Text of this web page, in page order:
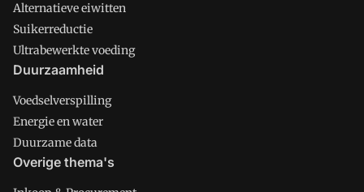
Alternatieve eiwitten
Suikerreductie
Ultrabewerkte voeding
Duurzaamheid
Voedselverspilling
Energie en water
Duurzame data
Overige thema's